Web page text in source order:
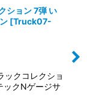
ション 7弾 い
[Truck07-
クコレクショ
クNゲージサ